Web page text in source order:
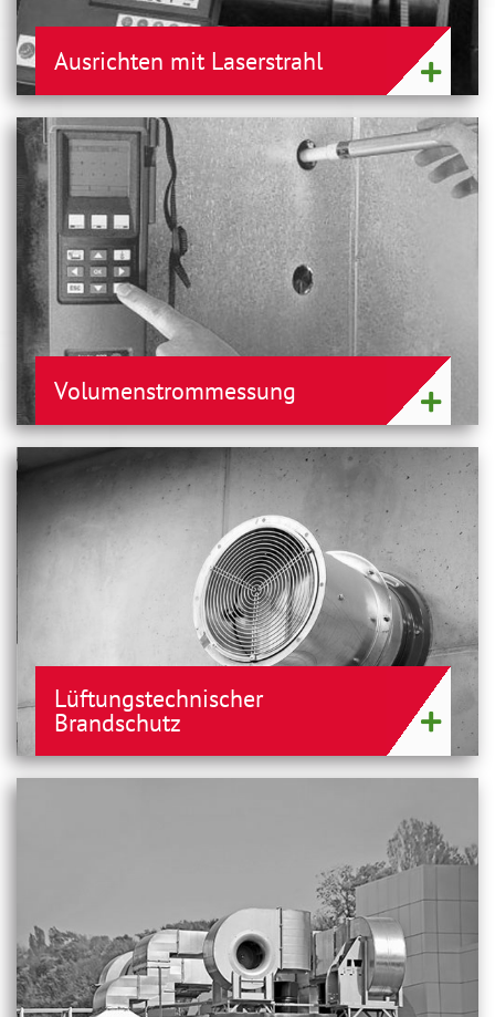
Ausrichten mit Laserstrahl
Volumenstrommessung
Lüftungstechnischer
Brandschutz